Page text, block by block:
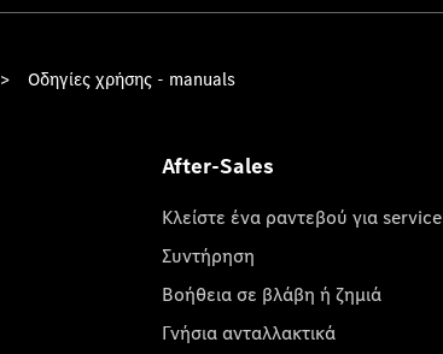
> Οδηγίες χρήσης - manuals
After-Sales
Κλείστε ένα ραντεβού για service
Συντήρηση
Βοήθεια σε βλάβη ή ζημιά
Γνήσια ανταλλακτικά